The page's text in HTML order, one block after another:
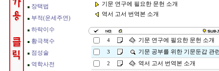
기문 연구에 필요한 문헌 소개
역서 고서 번역본 소개
4 기문 연구에 필요한 문헌 소개
3 기문 공부를 위한 기문둔갑 관
2 역서 고서 번역본 소개